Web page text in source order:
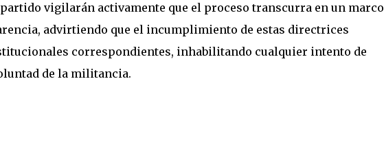
vigilarán activamente que el proceso transcurra en un marco
advirtiendo que el incumplimiento de estas directrices
correspondientes, inhabilitando cualquier intento de
de la militancia.